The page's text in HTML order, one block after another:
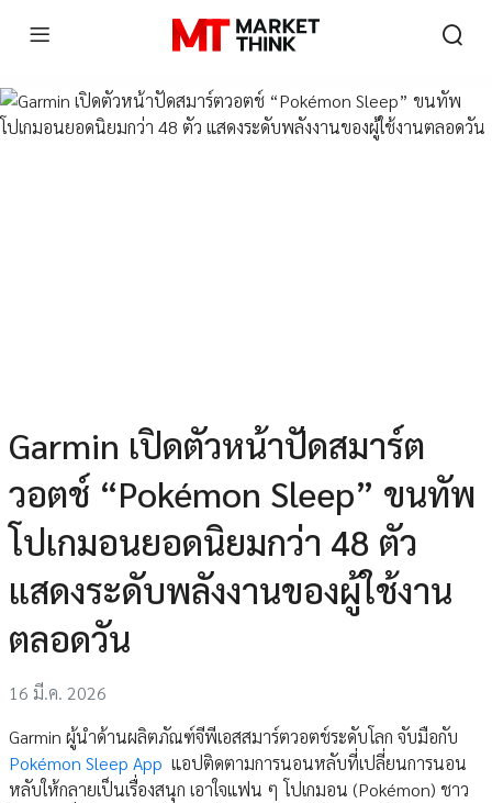
Garmin เปิดตัวหน้าปัดสมาร์ต
วอตช์ “Pokémon Sleep” ขนทัพ
โปเกมอนยอดนิยมกว่า 48 ตัว
แสดงระดับพลังงานของผู้ใช้งาน
ตลอดวัน
16 มี.ค. 2026
Garmin ผู้นำด้านผลิตภัณฑ์จีพีเอสสมาร์ตวอตช์ระดับโลก จับมือกับ
Pokémon Sleep App แอปติดตามการนอนหลับที่เปลี่ยนการนอน
หลับให้กลายเป็นเรื่องสนุก เอาใจแฟน ๆ โปเกมอน (Pokémon) ชาว